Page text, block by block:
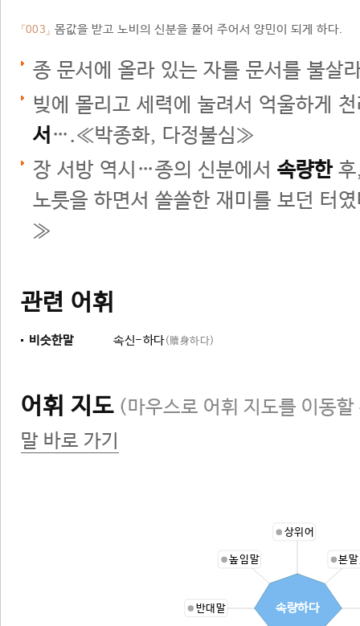
「003」 몸값을 받고 노비의 신분을 풀어 주어서 양민이 되게 하다.
종 문서에 올라 있는 자를 문서를 불살
빚에 몰리고 세력에 눌려서 억울하게
서 ….≪박종화, 다정불심≫
장 서방 역시…종의 신분에서 속량한
노릇을 하면서 쏠쏠한 재미를 보던 터
≫
관련 어휘
비슷한말 속신-하다(贖身하다)
어휘 지도 (마우스로 어휘 지도를 이동
말 바로 가기
상위어
본
반대말
높임말
속량하다